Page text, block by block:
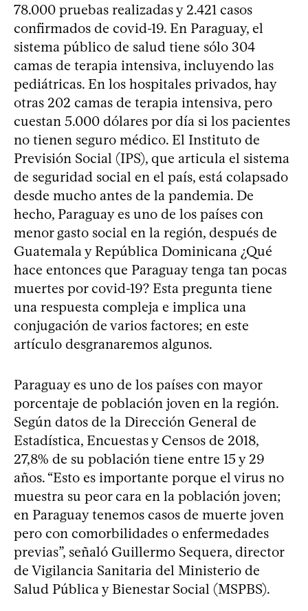
78.000 pruebas realizadas y 2.421 casos
confirmados de covid-19. En Paraguay, el
sistema público de salud tiene sólo 304
camas de terapia intensiva, incluyendo las
pediátricas. En los hospitales privados, hay
otras 202 camas de terapia intensiva, pero
cuestan 5.000 dólares por día si los pacientes
no tienen seguro médico. El Instituto de
Previsión Social (IPS), que articula el sistema
de seguridad social en el país, está colapsado
desde mucho antes de la pandemia. De
hecho, Paraguay es uno de los países con
menor gasto social en la región, después de
Guatemala y República Dominicana ¿Qué
hace entonces que Paraguay tenga tan pocas
muertes por covid-19? Esta pregunta tiene
una respuesta compleja e implica una
conjugación de varios factores; en este
artículo desgranaremos algunos.
Paraguay es uno de los países con mayor
porcentaje de población joven en la región.
Según datos de la Dirección General de
Estadística, Encuestas y Censos de 2018,
27,8% de su población tiene entre 15 y 29
años. “Esto es importante porque el virus no
muestra su peor cara en la población joven;
en Paraguay tenemos casos de muerte joven
pero con comorbilidades o enfermedades
previas”, señaló Guillermo Sequera, director
de Vigilancia Sanitaria del Ministerio de
Salud Pública y Bienestar Social (MSPBS).